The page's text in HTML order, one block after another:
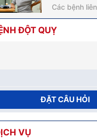
Các bệnh
ĐỘT QUỴ
ĐẶT CÂU HỎI
VỤ